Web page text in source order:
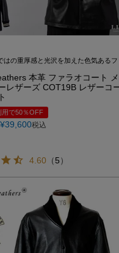
A-1 フライトジャケット
はの重厚感と光沢を加えた色気あるフ
本革 ファラオコート
レザーズ COT19B レザーコ
用で50％OFF
¥39,600税込
4.60 （5）